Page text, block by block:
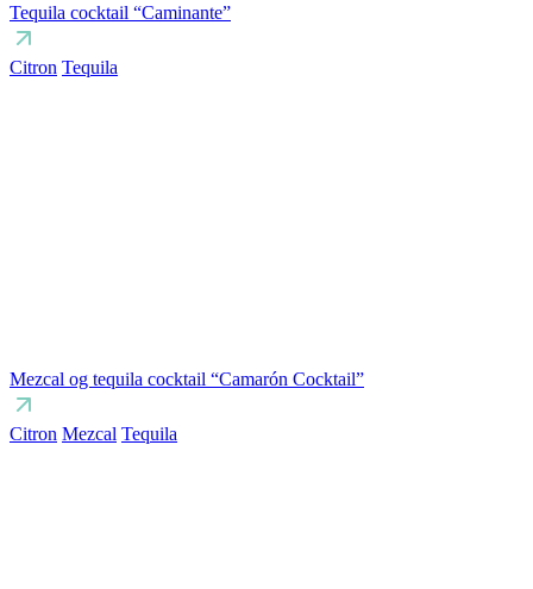
Tequila cocktail “Caminante”
Citron Tequila
Mezcal og tequila cocktail “Camarón Cocktail”
Citron Mezcal Tequila